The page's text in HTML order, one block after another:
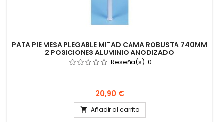
PATA PIE MESA PLEGABLE MITAD CAMA ROBUSTA 740MM
2 POSICIONES ALUMINIO ANODIZADO
Reseña(s): 0
Precio
20,90 €
 Añadir al carrito